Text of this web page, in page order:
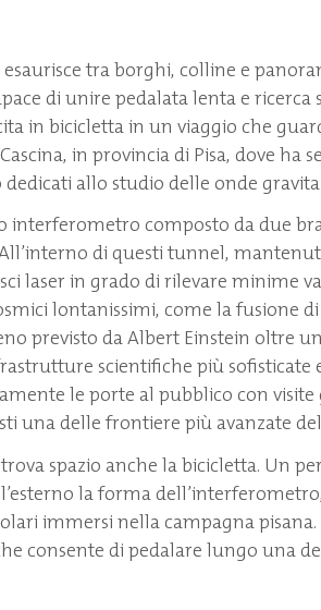
tra borghi, colline e
di unire pedalata lenta e ricerca
in bicicletta in un viaggio che
in provincia di Pisa, dove ha
allo studio delle onde
interferometro composto da due
di questi tunnel,
laser in grado di rilevare minime
lontanissimi, come la fusione
previsto da Albert Einstein oltre
scientifiche più sofisticate
le porte al pubblico con visite
una delle frontiere più avanzate
spazio anche la bicicletta. Un
la forma
immersi nella campagna
consente di pedalare lungo una